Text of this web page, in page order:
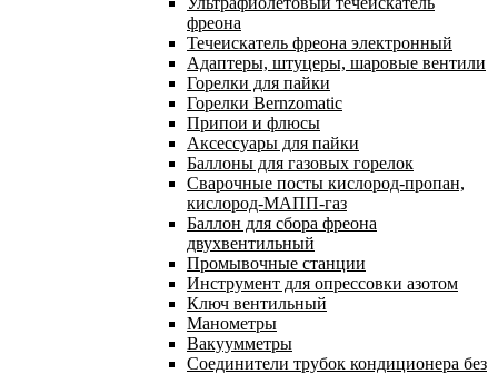
фреона
Течеискатель фреона электронный
Адаптеры, штуцеры, шаровые вентили
Горелки для пайки
Горелки Bernzomatic
Припои и флюсы
Аксессуары для пайки
Баллоны для газовых горелок
Сварочные посты кислород-пропан,
кислород-МАПП-газ
Баллон для сбора фреона
двухвентильный
Промывочные станции
Инструмент для опрессовки азотом
Ключ вентильный
Манометры
Вакуумметры
Соединители трубок кондиционера без